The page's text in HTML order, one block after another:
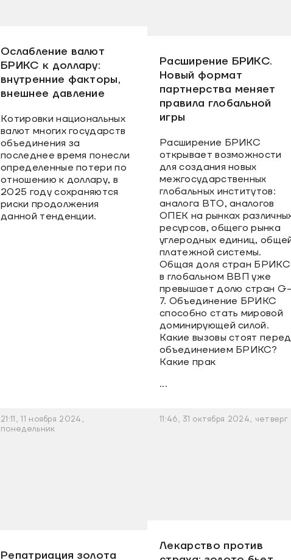
Ослабление валют
БРИКС к доллару:
внутренние факторы,
внешнее давление
Котировки национальных
валют многих государств
объединения за
последнее время понесли
определенные потери по
отношению к доллару, в
2025 году сохраняются
риски продолжения
данной тенденции.
Расширение БРИКС.
Новый формат
партнерства меняет
правила глобальной
игры
Расширение БРИКС
открывает возможности
для создания новых
межгосударственных
глобальных институтов:
аналога ВТО, аналогов
ОПЕК на рынках
ресурсов, общего рынка
углеродных единиц,
платежной системы.
Общая доля стран БРИКС
в глобальном ВВП уже
превышает долю стран
7. Объединение БРИКС
способно стать мировой
доминирующей силой.
Какие вызовы стоят перед
объединением БРИКС?
Какие прак
...
21:11, 11 ноября 2024,
понедельник
Репатриация золота
11:46, 31 октября 2024, четверг
Лекарство против